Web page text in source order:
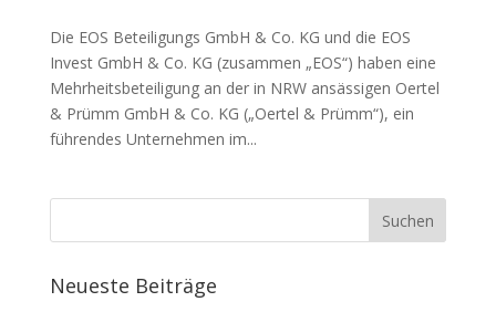
Die EOS Beteiligungs GmbH & Co. KG und die EOS
Invest GmbH & Co. KG (zusammen „EOS“) haben eine
Mehrheitsbeteiligung an der in NRW ansässigen Oertel
& Prümm GmbH & Co. KG („Oertel & Prümm“), ein
führendes Unternehmen im...
Neueste Beiträge